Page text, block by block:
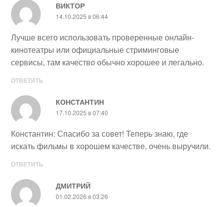
ВИКТОР
14.10.2025 в 06:44
Лучше всего использовать проверенные онлайн-
кинотеатры или официальные стриминговые
сервисы, там качество обычно хорошее и легально.
ОТВЕТИТЬ
КОНСТАНТИН
17.10.2025 в 07:40
Константин: Спасибо за совет! Теперь знаю, где
искать фильмы в хорошем качестве, очень выручили.
ОТВЕТИТЬ
ДМИТРИЙ
01.02.2026 в 03:26